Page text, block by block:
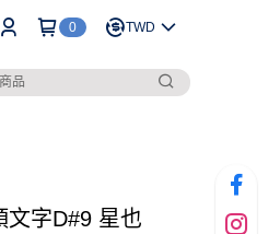
0 TWD
文字D#9 星也